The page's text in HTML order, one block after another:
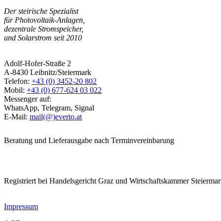
Der steirische Spezialist
für Photovoltaik-Anlagen,
dezentrale Stromspeicher,
und Solarstrom seit 2010
Adolf-Hofer-Straße 2
A-8430 Leibnitz/Steiermark
Telefon: +43 (0) 3452-20 802
Mobil: +43 (0) 677-624 03 022
Messenger auf:
WhatsApp, Telegram, Signal
E-Mail: mail(@)everto.at
Beratung und Lieferausgabe nach Terminvereinbarung
Registriert bei Handelsgericht Graz und Wirtschaftskammer
Impressum